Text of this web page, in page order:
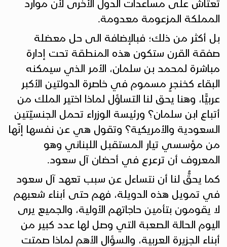
المملكة المزعومة معدومة.
بل أكثر من ذلك؛ فبالإضافة الى حل معضلة
صفقة القرن ستكون هذه المنطقة تحت إدارة
مباشرة لمحمد بن سلمان، الأمر الذي سيمكنه
البقاء كخنجرٍ مسموم في خاصرة الدولتين الأكبر
عربيًّا، وهنا يحق لنا التساؤل لماذا اختير الملك من
أتباع ابن سلمان؟ ورئيسة الوزراء تحمل الجنسيّتين
السعودية والأمريكية؟ وتقول هي عن نفسها إنّها
من مؤسسي تيار المستقبل اللبناني وهو
المعروف أن ترعرع في أحضان آل سعود.
كما يحقُّ لنا أن نتساءل عن سبب تعهد آل سعود
في تمويل هذه الدويلة، فهم حتى أبناء شعبهم
لا يقومون بتأمين حاجاتهم الأولية، والجميع يرى
اليوم الحالة الصعبة التي وصل لها عدد كبير من
أبناء الجزيرة العربية، والسؤال الأهم لماذا صمتت